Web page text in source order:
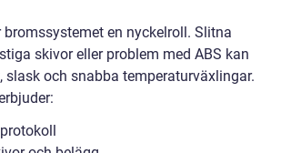
bromssystemet en nyckelroll. Slitna
skivor eller problem med ABS kan
slask och snabba temperaturväxlingar.